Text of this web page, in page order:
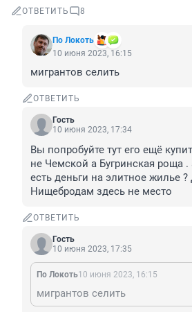
ОТВЕТИТЬ 8
По Локоть
10 июня 2023, 16:15
мигрантов селить
ОТВЕТИТЬ
Гость
10 июня 2023, 17:34
Вы попробуйте тут его ещё
не Чемской а Бугринская роща
есть деньги на элитное жилье
Нищебродам здесь не место
ОТВЕТИТЬ
Гость
10 июня 2023, 17:35
По Локоть10 июня 2023, 16:15
мигрантов селить